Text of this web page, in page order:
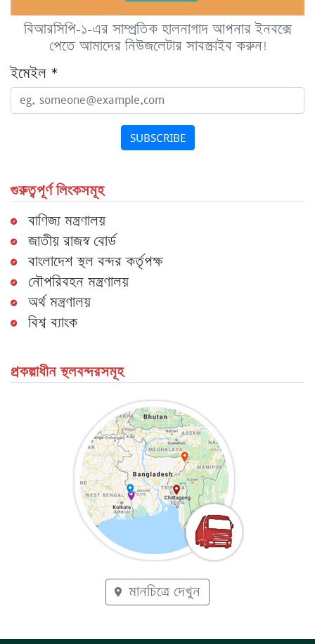
বিআরসিপি-১-এর সাম্প্রতিক হালনাগাদ আপনার ইনবক্সে
পেতে আমাদের নিউজলেটার সাবস্ক্রাইব করুন!
ইমেইল *
SUBSCRIBE
গুরুত্বপূর্ণ লিংকসমূহ
বাণিজ্য মন্ত্রণালয়
জাতীয় রাজস্ব বোর্ড
বাংলাদেশ স্থল বন্দর কর্তৃপক্ষ
নৌপরিবহন মন্ত্রণালয়
অর্থ মন্ত্রণালয়
বিশ্ব ব্যাংক
প্রকল্পাধীন স্থলবন্দরসমূহ
মানচিত্রে দেখুন